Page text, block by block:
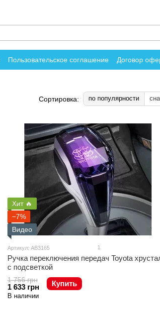
Пользовательское соглашение
Договор
Сортировка: по популярности
Хит 🔥
−7%
Видео
Артикул: AB3165 1
Ручка переключения передач Toyota
с подсветкой
1 756 грн
1 633 грн Купить
В наличии